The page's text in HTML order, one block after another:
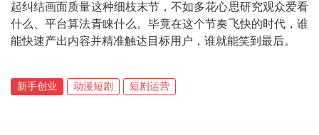
起纠结画面质量这种细枝末节，不如多花心思研究观众爱看
什么、平台算法青睐什么。毕竟在这个节奏飞快的时代，谁
能快速产出内容并精准触达目标用户，谁就能笑到最后。
新手创业 动漫短剧 短剧运营